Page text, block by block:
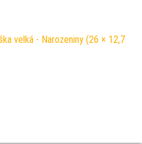
byla: 179 Kč.
velká - Narozeniny (26 × 12,7
byla: 190 Kč.